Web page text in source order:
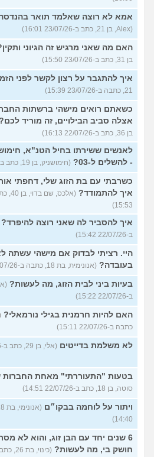
אמא לא רוצה שאלמד תואר
(Alex, בן 21, כתב ב-23/07/26 16:01)
האם מה שאני מרגיש זה הגיוני
בן 31, כתב ב-23/07/26 15:50)
איך להתגבר על רצון לקשר לפני
21, כתבה ב-23/07/26 15:39)
כשאתם רואים מישהי ברשתות
אצלה סביב הבילויים, זה מוריד
בן 36, כתב ב-22/07/26 16:13)
לאנשים ששירתו בחיל הטנ"א,
- להשלים ל-03?
(חימושניק, בן 19, כתב ב-22/07/26 16:04)
כשרבתי עם בת הזוג שלי, דחפתי
איך להתמודד?
15:53)
איך להסביר לה שאני רוצה להיפרד?
ב-22/07/26 15:42)
היי. רציתי לבדוק אם מישהי עשתה
בעובדה? (אנונימית, בת 18, כתבה ב-22/07/26 15:31)
בעיות ביני לבית הזוג, מה לעשות?
ב-22/07/26 15:22)
האם להיות חרמנית בגילי נורמאלי?
כתבה ב-22/07/26 15:11)
לא משלמת בדייטים (אלי, בן 29, כתב ב-22/07/26 15:00)
בטעות "התעוררתי" מאחת החברות
סוטה, בן 18, כתב ב-22/07/26 14:51)
ויתור על לוחמה בבקו״ם
14:40)
6 שנים יחד עם הבן זוג, והוא לא
חושק בי, מה לעשות?